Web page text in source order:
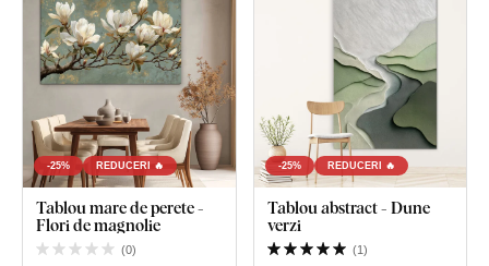
-25% REDUCERI 🔥
Tablou mare de perete -
Flori de magnolie
(0)
-25% REDUCERI 🔥
Tablou abstract - Dune
verzi
(1)